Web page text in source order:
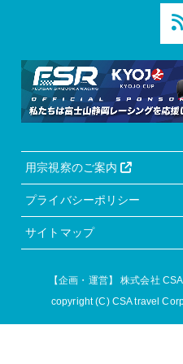
用宗視察のご案内
プライバシーポリシー
サイトマップ
【企画・運営】株式会社
copyright (C) CSA travel